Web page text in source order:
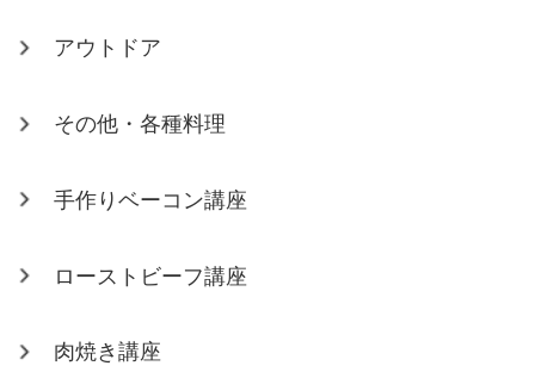
アウトドア
その他・各種料理
手作りベーコン講座
ローストビーフ講座
肉焼き講座